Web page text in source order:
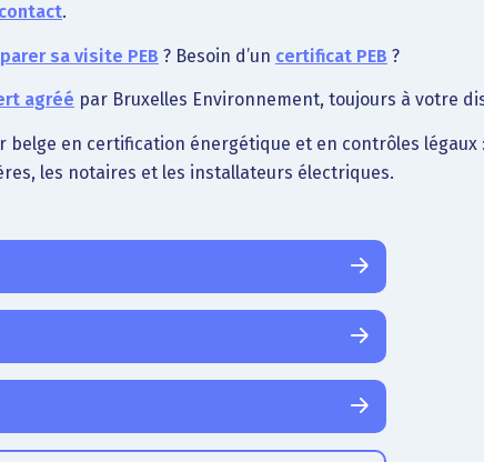
.
sa visite PEB ? Besoin d’un certificat PEB ?
agréé par Bruxelles Environnement, toujours à votre
belge en certification énergétique et en contrôles
les notaires et les installateurs électriques.